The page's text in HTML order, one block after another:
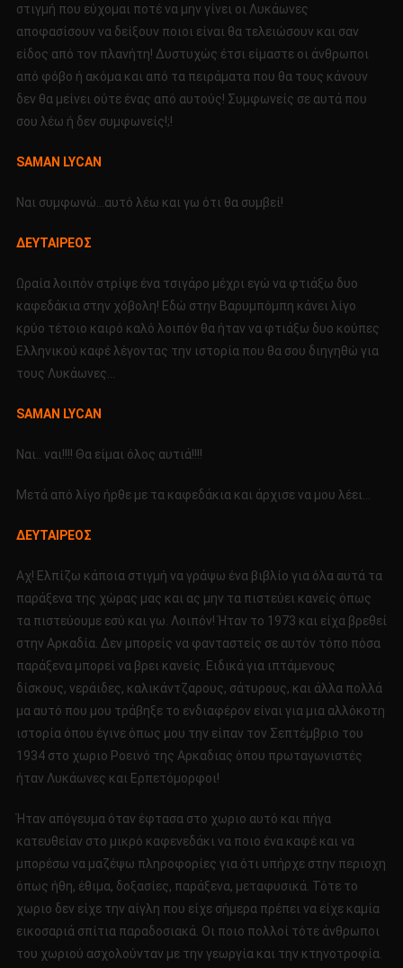
στιγμή που εύχομαι ποτέ να μην γίνει οι Λυκάωνες
αποφασίσουν να δείξουν ποιοι είναι θα τελειώσουν και σαν
είδος από τον πλανήτη! Δυστυχώς έτσι είμαστε οι άνθρωποι
από φόβο ή ακόμα και από τα πειράματα που θα τους κάνουν
δεν θα μείνει ούτε ένας από αυτούς! Συμφωνείς σε αυτά που
σου λέω ή δεν συμφωνείς!;!
SAMAN LYCAN
Ναι συμφωνώ…αυτό λέω και γω ότι θα συμβεί!
ΔΕΥΤΑΙΡΕΟΣ
Ωραία λοιπόν στρίψε ένα τσιγάρο μέχρι εγώ να φτιάξω δυο
καφεδάκια στην χόβολη! Εδώ στην Βαρυμπόμπη κάνει λίγο
κρύο τέτοιο καιρό καλό λοιπόν θα ήταν να φτιάξω δυο κούπες
Ελληνικού καφέ λέγοντας την ιστορία που θα σου διηγηθώ για
τους Λυκάωνες…
SAMAN LYCAN
Ναι.. ναι!!!! Θα είμαι όλος αυτιά!!!!
Μετά από λίγο ήρθε με τα καφεδάκια και άρχισε να μου λέει…
ΔΕΥΤΑΙΡΕΟΣ
Αχ! Ελπίζω κάποια στιγμή να γράψω ένα βιβλίο για όλα αυτά τα
παράξενα της χώρας μας και ας μην τα πιστεύει κανείς όπως
τα πιστεύουμε εσύ και γω. Λοιπόν! Ήταν το 1973 και είχα βρεθεί
στην Αρκαδία. Δεν μπορείς να φανταστείς σε αυτόν τόπο πόσα
παράξενα μπορεί να βρει κανείς. Ειδικά για ιπτάμενους
δίσκους, νεράιδες, καλικάντζαρους, σάτυρους, και άλλα πολλά
μα αυτό που μου τράβηξε το ενδιαφέρον είναι για μια αλλόκοτη
ιστορία όπου έγινε όπως μου την είπαν τον Σεπτέμβριο του
1934 στο χωριο Ροεινό της Αρκαδιας όπου πρωταγωνιστές
ήταν Λυκάωνες και Ερπετόμορφοι!
Ήταν απόγευμα όταν έφτασα στο χωριο αυτό και πήγα
κατευθείαν στο μικρό καφενεδάκι να ποιο ένα καφέ και να
μπορέσω να μαζέψω πληροφορίες για ότι υπήρχε στην περιοχη
όπως ήθη, έθιμα, δοξασίες, παράξενα, μεταφυσικά. Τότε το
χωριο δεν είχε την αίγλη που είχε σήμερα πρέπει να είχε καμία
εικοσαριά σπίτια παραδοσιακά. Οι ποιο πολλοί τότε άνθρωποι
του χωριού ασχολούνταν με την γεωργία και την κτηνοτροφία.